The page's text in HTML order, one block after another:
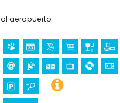
menos de 5 kilómetros de la
aeropuerto